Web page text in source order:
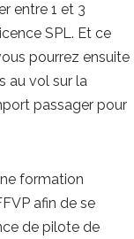
entre 1 et 3
SPL. Et ce
pourrez ensuite
au vol sur la
passager pour
formation
afin de se
de pilote de